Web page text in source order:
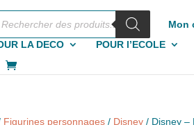
Mon
LA DECO
POUR l’ECOLE
Figurines personnages / Disney / Disney –